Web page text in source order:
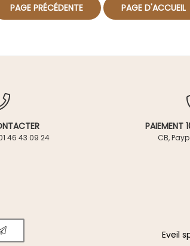
46 43 09 24
PAIEMENT
CB,
Eveil